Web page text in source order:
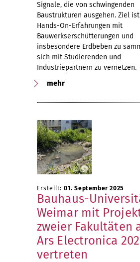
Signale, die von schwingenden
Baustrukturen ausgehen. Ziel
Hands-On-Erfahrungen mit
Bauwerkserschütterungen und
insbesondere Erdbeben zu
sich mit Studierenden und
Industriepartnern zu vernetzen.
mehr
Erstellt: 01. September 2025
Bauhaus-
Weimar mit
zweier Fakultäten
Ars Electronica
vertreten